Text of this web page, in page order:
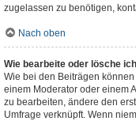
zugelassen zu benötigen,
Nach oben
Wie bearbeite oder lösche
Wie bei den Beiträgen
einem Moderator oder einem
zu bearbeiten, ändere den
Umfrage verknüpft. Wenn